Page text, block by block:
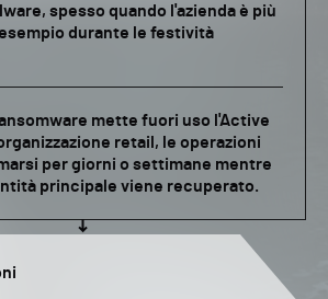
spesso quando l'azienda è più
durante le festività
mette fuori uso l'Active
retail, le operazioni
per giorni o settimane mentre
principale viene recuperato.